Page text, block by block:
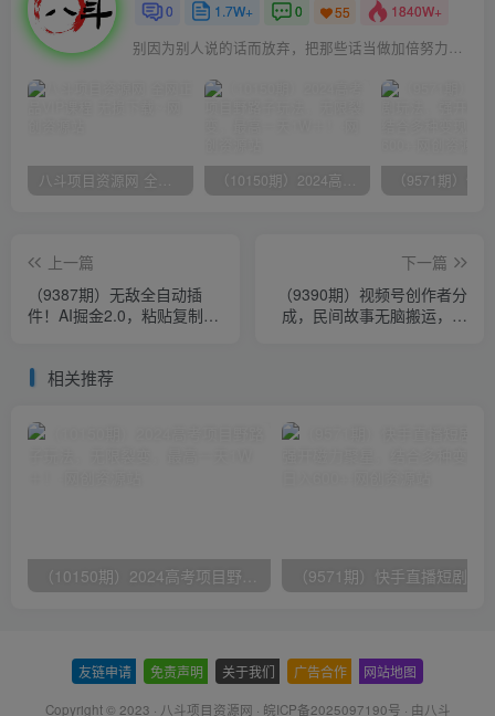
0 1.7W+ 0 55 1840W+
别因为别人说的话而放弃，把那些话当做加倍努力的动力
八斗项目资源网 全网正品VIP课程 无损下载~ （10150期）2024高考项目野路子玩法，无限裂变，最高一天1W＋！
上一篇
（9387期）无敌全自动插
件！AI掘金2.0，粘贴复制矩
下一篇
（9390期）视频号创作者分
成，民间故事无脑搬运，赚
相关推荐
（10150期）2024高考项目野路子玩法，无限裂变，最高一天1W＋！
友链申请 免责声明 关于我们 广告合作 网站地图
Copyright © 2023 · 八斗项目资源网 · 皖ICP备2025097190号 · 由八斗